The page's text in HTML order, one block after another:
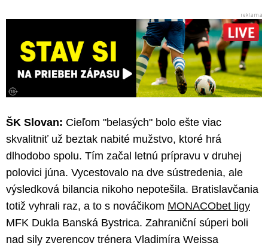
ŠK Slovan: Cieľom "belasých" bolo ešte viac
skvalitniť už beztak nabité mužstvo, ktoré hrá
dlhodobo spolu. Tím začal letnú prípravu v druhej
polovici júna. Vycestovalo na dve sústredenia, ale
výsledková bilancia nikoho nepotešila. Bratislavčania
totiž vyhrali raz, a to s nováčikom MONACObet ligy
MFK Dukla Banská Bystrica. Zahraniční súperi boli
nad sily zverencov trénera Vladimíra Weissa